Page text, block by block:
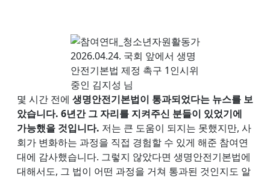
2026.04.24. 국회 앞에서 생명
안전기본법 제정 촉구 1인시위
중인 김지성 님
몇 시간 전에 생명안전기본법이 통과되었다는 뉴스를 보
았습니다. 6년간 그 자리를 지켜주신 분들이 있었기에
가능했을 것입니다. 저는 큰 도움이 되지는 못했지만, 사
회가 변화하는 과정을 직접 경험할 수 있게 해준 참여연
대에 감사했습니다. 그렇지 않았다면 생명안전기본법에
대해서도, 그 법이 어떤 과정을 거쳐 통과된 것인지도 알